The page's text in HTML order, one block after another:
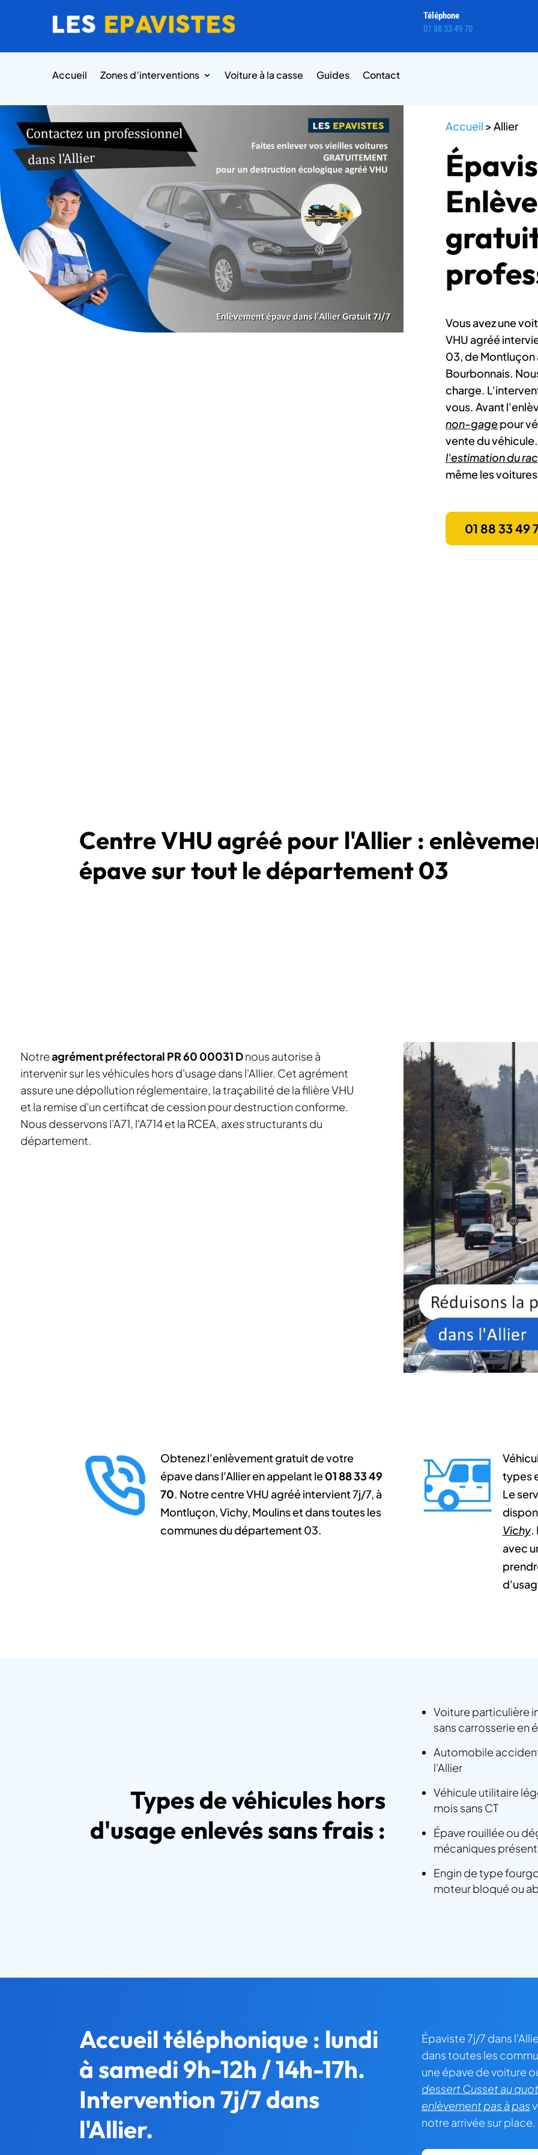
Téléphone
01 88 33 49 70
Accueil Zones d’interventions Voiture à la casse Guides Contact
Accueil >Allier
Vous avez une
VHU agréé
03, de Montluçon
Bourbonnais.
charge.
vous. Avant
non-gagepour
vente du
l'estimation du
même les
01 88 33 49
Centre VHU agréé pour l'Allier :
épave sur tout le département 03
Notreagrément préfectoral PR 60 00031 Dnous autorise à
intervenir sur les véhicules hors d'usage dans l'Allier. Cet agrément
assure une dépollution réglementaire, la traçabilité de la filière VHU
et la remise d'un certificat de cession pour destruction conforme.
Nous desservons l'A71, l'A714 et la RCEA, axes structurants du
département.
Obtenez l'enlèvement gratuit de votre
épave dans l'Allier en appelant le01 88 33 49
70. Notre centre VHU agréé intervient 7j/7, à
Montluçon, Vichy, Moulins et dans toutes les
communes du département 03.
types
Le
Vichy.
avec
Types de véhicules hors
d'usage enlevés sans frais :
Voiture particulière
sans carrosserie en
Automobile
l'Allier
Véhicule utilitaire
mois sans CT
Épave rouillée ou
mécaniques
Engin de type
moteur bloqué ou
Accueil téléphonique : lundi
à samedi 9h-12h / 14h-17h.
Intervention 7j/7 dans
l'Allier.
Épaviste 7j/7 dans
dans toutes les
une épave de voiture
dessert Cusset au
enlèvement pas à pas
notre arrivée sur place.